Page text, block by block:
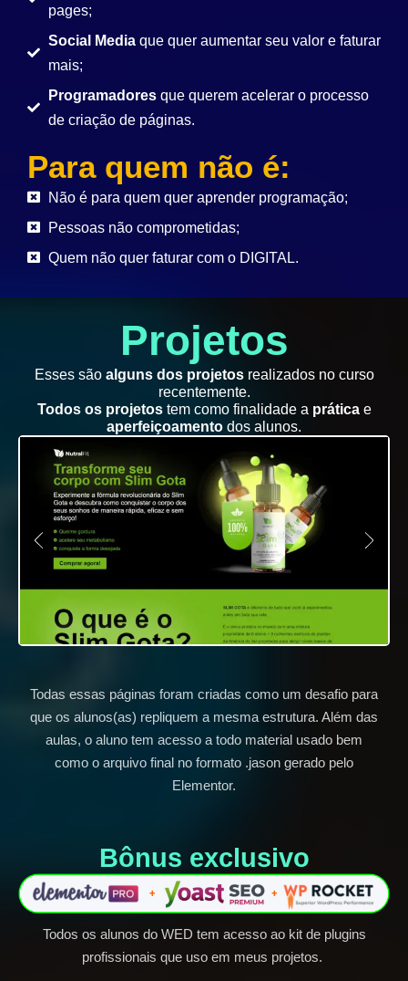
pages;
Social Media que quer aumentar seu valor e faturar
mais;
Programadores que querem acelerar o processo
de criação de páginas.
Para quem não é:
Não é para quem quer aprender programação;
Pessoas não comprometidas;
Quem não quer faturar com o DIGITAL.
Projetos
Esses sãoalguns dos projetosrealizados no curso
recentemente.
Todos os projetos tem como finalidade a prática e
aperfeiçoamento dos alunos.
Todas essas páginas foram criadas como um desafio para
que os alunos(as) repliquem a mesma estrutura. Além das
aulas, o aluno tem acesso a todo material usado bem
como o arquivo final no formato .jason gerado pelo
Elementor.
Bônus exclusivo​
Todos os alunos do WED tem acesso ao kit de plugins
profissionais que uso em meus projetos.